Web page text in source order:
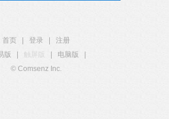
首页 登录
注册
版
触屏版 电脑版
© Comsenz Inc.